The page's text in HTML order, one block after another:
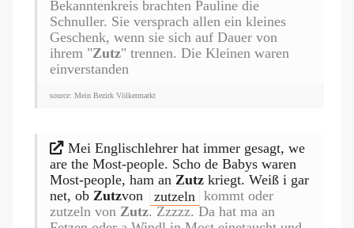
Bekanntenkreis brachten Pauline die
Schnuller. Sie versprach allen ein kleines
Geschenk, wenn sie sich auf Dauer von
ihrem "Zutz" trennen. Die Kleinen waren
einverstanden
source: Mein Bezirk Völkermarkt
Mei Englischlehrer hat immer gesagt, we
are the Most-people. Scho de Babys waren
Most-people, ham an Zutz kriegt. Weiß i gar
net, ob Zutzvon zutzeln kommt oder
zutzeln von Zutz. Zzzzz. Da hat ma an